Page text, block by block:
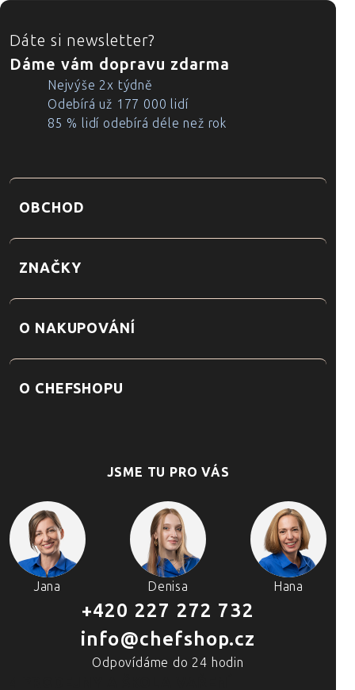
ZÁPATÍ
Dáte si newsletter?
Dáme vám dopravu zdarma
Nejvýše 2x týdně
Odebírá už 177 000 lidí
85 % lidí odebírá déle než rok
OBCHOD
ZNAČKY
O NAKUPOVÁNÍ
O CHEFSHOPU
JSME TU PRO VÁS
Jana Denisa Hana
+420 227 272 732
info@chefshop.cz
Odpovídáme do 24 hodin